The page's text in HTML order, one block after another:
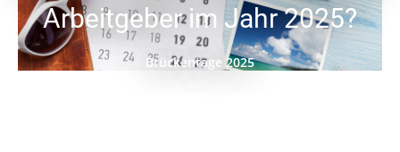
Arbeitgeber im Jahr 2025?
Brückentage 2025